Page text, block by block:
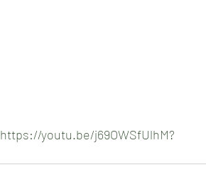
https://youtu.be/j69OWSfUlhM?